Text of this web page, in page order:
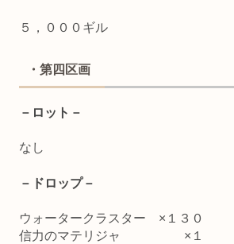
５，０００ギル
・第四区画
－ロット－
なし
－ドロップ－
ウォータークラスター ×１３０
信力のマテリジャ ×１